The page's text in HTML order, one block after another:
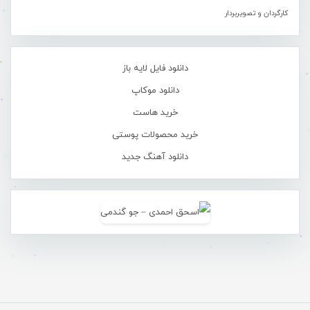
کارگردان و تصویربردار
دانلود فایل لایه باز
دانلود موکاپ
خرید هاست
خرید محصولات پوستی
دانلود آهنگ جدید